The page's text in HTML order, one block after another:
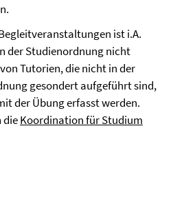
ist i.A.
der Studienordnung nicht
Tutorien, die nicht in der
gesondert aufgeführt sind,
der Übung erfasst werden.
dieKoordination für Studium